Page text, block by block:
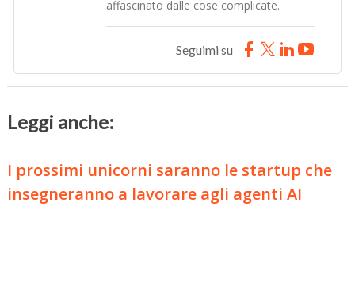
affascinato dalle cose complicate.
Seguimi su
Leggi anche:
I prossimi unicorni saranno le startup che
insegneranno a lavorare agli agenti AI